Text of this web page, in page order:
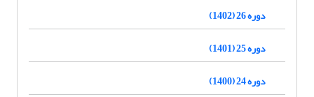
دوره 26 (1402)
دوره 25 (1401)
دوره 24 (1400)